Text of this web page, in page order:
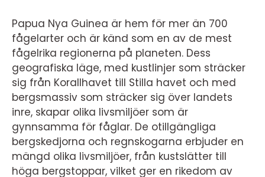
Papua Nya Guinea är hem för mer än 700
fågelarter och är känd som en av de mest
fågelrika regionerna på planeten. Dess
geografiska läge, med kustlinjer som sträcker
sig från Korallhavet till Stilla havet och med
bergsmassiv som sträcker sig över landets
inre, skapar olika livsmiljöer som är
gynnsamma för fåglar. De otillgängliga
bergskedjorna och regnskogarna erbjuder en
mängd olika livsmiljöer, från kustslätter till
höga bergstoppar, vilket ger en rikedom av